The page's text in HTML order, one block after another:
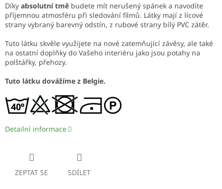
Díky absolutní tmě budete mít nerušený spánek a navodíte
příjemnou atmosféru při sledování filmů. Látky mají z lícové
strany vybraný barevný odstín, z rubové strany bílý PVC zátěr.
Tuto látku skvěle využijete na nové zatemňující závěsy, ale také
na ostatní doplňky do Vašeho interiéru jako jsou potahy na
polštářky, přehozy.
Tuto látku dovážíme z Belgie.
Detailní informace
ZEPTAT SE SDÍLET